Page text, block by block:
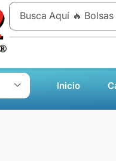
Busca Aquí 🔥
Inicio